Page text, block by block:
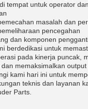
tempat untuk operator
masalah dan
pencegahan
dan komponen
berdedikasi untuk
pada kinerja puncak,
memaksimalkan
kami hari ini untuk
teknis dan layanan
Parts.